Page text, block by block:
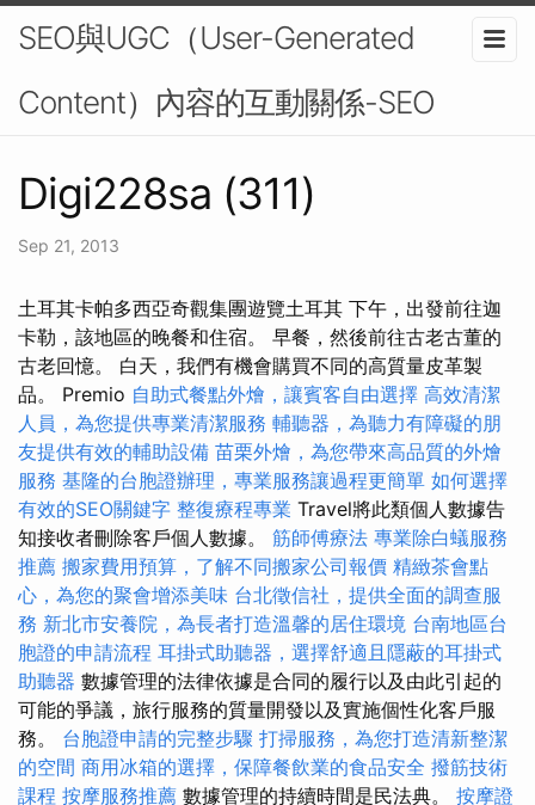
SEO與UGC（User-Generated
Content）內容的互動關係-SEO
Digi228sa (311)
Sep 21, 2013
土耳其卡帕多西亞奇觀集團遊覽土耳其 下午，出發前往迦
卡勒，該地區的晚餐和住宿。 早餐，然後前往古老古董的
古老回憶。 白天，我們有機會購買不同的高質量皮革製
品。 Premio 自助式餐點外燴，讓賓客自由選擇 高效清潔
人員，為您提供專業清潔服務 輔聽器，為聽力有障礙的朋
友提供有效的輔助設備 苗栗外燴，為您帶來高品質的外燴
服務 基隆的台胞證辦理，專業服務讓過程更簡單 如何選擇
有效的SEO關鍵字 整復療程專業 Travel將此類個人數據告
知接收者刪除客戶個人數據。 筋師傅療法 專業除白蟻服務
推薦 搬家費用預算，了解不同搬家公司報價 精緻茶會點
心，為您的聚會增添美味 台北徵信社，提供全面的調查服
務 新北市安養院，為長者打造溫馨的居住環境 台南地區台
胞證的申請流程 耳掛式助聽器，選擇舒適且隱蔽的耳掛式
助聽器 數據管理的法律依據是合同的履行以及由此引起的
可能的爭議，旅行服務的質量開發以及實施個性化客戶服
務。 台胞證申請的完整步驟 打掃服務，為您打造清新整潔
的空間 商用冰箱的選擇，保障餐飲業的食品安全 撥筋技術
課程 按摩服務推薦 數據管理的持續時間是民法典。 按摩證